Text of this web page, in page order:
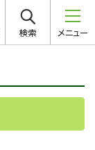
検索 メニュー